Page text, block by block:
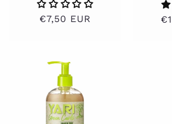
Normaler
€7,50 EUR